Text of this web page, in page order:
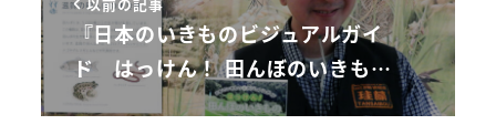
『日本のいきものビジュアルガイ
ド はっけん！ 田んぼのいきも…